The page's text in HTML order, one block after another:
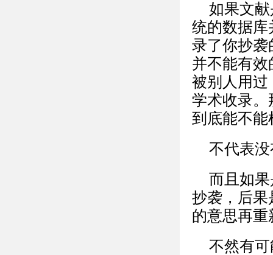
如果文
统的数据库
录了你抄袭
并不能有
被别人用过
学术收录。
到底能不
不代表
而且如
抄袭，后果
的意思再
不然有